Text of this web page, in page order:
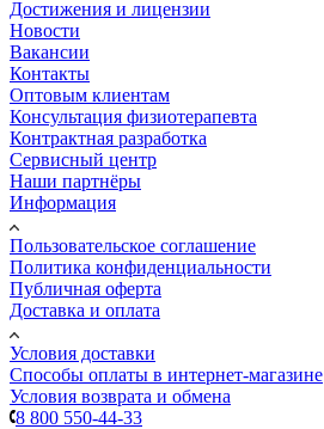
Достижения и лицензии
Новости
Вакансии
Контакты
Оптовым клиентам
Консультация физиотерапевта
Контрактная разработка
Сервисный центр
Наши партнёры
Информация
Пользовательское соглашение
Политика конфиденциальности
Публичная оферта
Доставка и оплата
Условия доставки
Способы оплаты в интернет-магазине
Условия возврата и обмена
8 800 550-44-33